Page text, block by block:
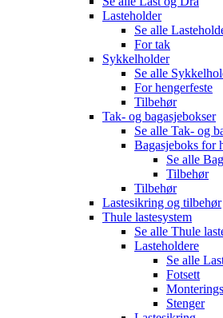
Lasteholder
Se alle
For tak
Sykkelholder
Se alle
For hengerfeste
Tilbehør
Tak- og bagasjebokser
Se alle Tak- og
Bagasjeboks for
Se alle
Tilbehør
Tilbehør
Lastesikring og tilbehør
Thule lastesystem
Se alle Thule
Lasteholdere
Se alle
Fotsett
Stenger